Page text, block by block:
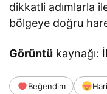
dikkatli adımlarla
bölgeye doğru
Görüntü kaynağı:
Beğendim